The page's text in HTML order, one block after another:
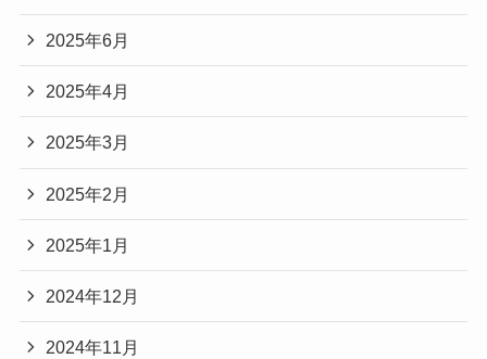
2025年6月
2025年4月
2025年3月
2025年2月
2025年1月
2024年12月
2024年11月